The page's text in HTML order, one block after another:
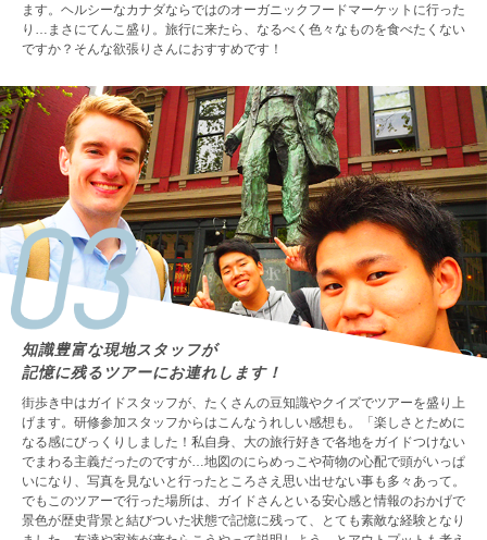
ます。ヘルシーなカナダならではのオーガニックフードマーケットに行った
り…まさにてんこ盛り。旅行に来たら、なるべく色々なものを食べたくない
ですか？そんな欲張りさんにおすすめです！
知識豊富な現地スタッフが
記憶に残るツアーにお連れします！
街歩き中はガイドスタッフが、たくさんの豆知識やクイズでツアーを盛り上
げます。研修参加スタッフからはこんなうれしい感想も。「楽しさとために
なる感にびっくりしました！私自身、大の旅行好きで各地をガイドつけない
でまわる主義だったのですが…地図のにらめっこや荷物の心配で頭がいっぱ
いになり、写真を見ないと行ったところさえ思い出せない事も多々あって。
でもこのツアーで行った場所は、ガイドさんといる安心感と情報のおかげで
景色が歴史背景と結びついた状態で記憶に残って、とても素敵な経験となり